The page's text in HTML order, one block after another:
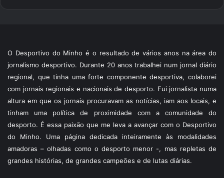
O Desportivo do Minho é o resultado de vários anos na área do
jornalismo desportivo. Durante 20 anos trabalhei num jornal diário
regional, que tinha uma forte componente desportiva, colaborei
com jornais regionais e nacionais de desporto. Fui jornalista numa
altura em que os jornais procuravam as notícias, iam aos locais, e
tinham uma política de proximidade com a comunidade do
desporto. É essa paixão que me leva a avançar com o Desportivo
do Minho. Uma página dedicada inteiramente às modalidades
amadoras – olhadas como o desporto menor -, mas repletas de
grandes histórias, de grandes campeões e de lutas diárias.